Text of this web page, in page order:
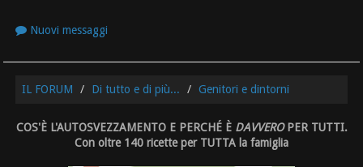
Nuovi messaggi
IL FORUM Di tutto e di più... Genitori e dintorni
COS'È L'AUTOSVEZZAMENTO E PERCHÉ È DAVVEROPER TUTTI.
Con oltre 140 ricette per TUTTA la famiglia